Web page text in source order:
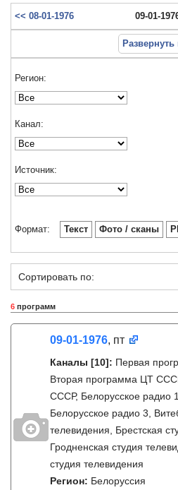
<< 08-01-1976 09-01-
Развернуть
Регион:
Канал:
Источник:
Формат: Текст Фото / сканы
Сортировать по:
6 программ
09-01-1976, пт
Каналы [10]: Первая
Вторая программа ЦТ
СССР, Белорусское радио
Белорусское радио 3,
телевидения, Брестская
Гродненская студия
студия телевидения
Регион: Белоруссия